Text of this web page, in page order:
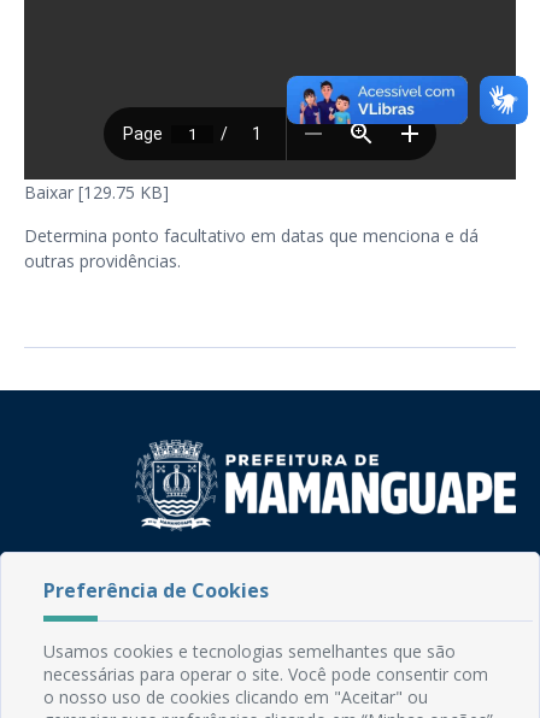
Baixar [129.75 KB]
Determina ponto facultativo em datas que menciona e dá
outras providências.
CEP: 58.280-000 - Mamanguape/PB
Fone: (83) 3292-2246
Email: comunicacao@mamanguape.pb.gov.br
Expediente: Segunda à Sexta, das 08h às 13h
Preferência de Cookies
Usamos cookies e tecnologias semelhantes que são
necessárias para operar o site. Você pode consentir com
o nosso uso de cookies clicando em "Aceitar" ou